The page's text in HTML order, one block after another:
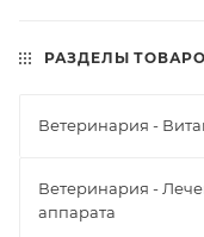
РАЗДЕЛЫ
Ветеринария -
Ветеринария -
аппарата